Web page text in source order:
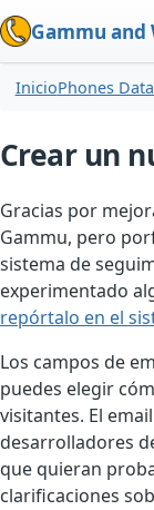
Gammu and
InicioPhones
Crear un
Gracias por
Gammu, pero
sistema de
experimentado
repórtalo en el
Los campos de
puedes elegir
visitantes. El
desarrolladores
que quieran
clarificaciones